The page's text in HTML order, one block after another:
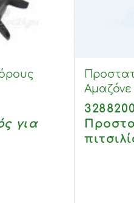
για
Αμαζόνε